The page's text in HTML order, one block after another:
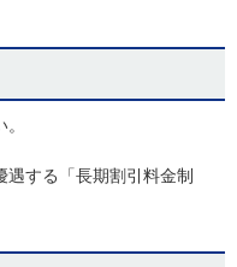
遇する「長期割引料金制